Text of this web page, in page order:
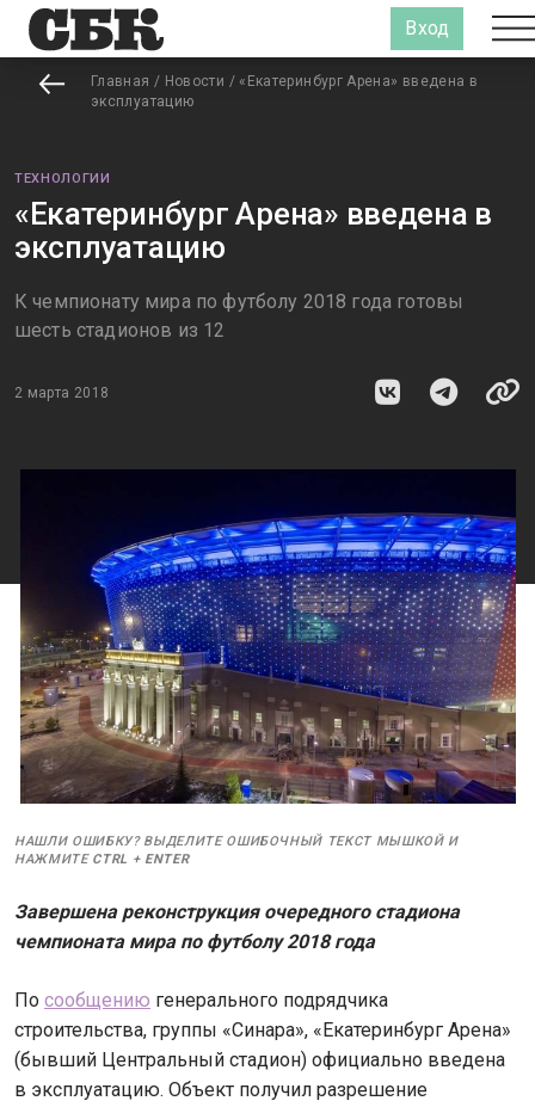
Вход
Главная / Новости / «Екатеринбург Арена» введена в
эксплуатацию
ТЕХНОЛОГИИ
«Екатеринбург Арена» введена в
эксплуатацию
К чемпионату мира по футболу 2018 года готовы
шесть стадионов из 12
2 марта 2018
НАШЛИ ОШИБКУ? ВЫДЕЛИТЕ ОШИБОЧНЫЙ ТЕКСТ МЫШКОЙ И
НАЖМИТЕ CTRL + ENTER
Завершена реконструкция очередного стадиона
чемпионата мира по футболу 2018 года
По сообщению генерального подрядчика
строительства, группы «Синара», «Екатеринбург Арена»
(бывший Центральный стадион) официально введена
в эксплуатацию. Объект получил разрешение